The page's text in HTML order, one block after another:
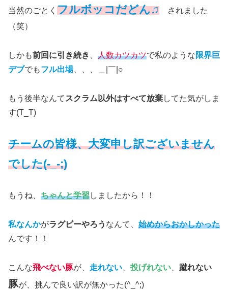
当然のごとく フルボッコだどん♫ されました
（笑）
しかも前回に引き続き 人数カツカツで私のような限界巨
デブでもフル出場、、、＿|￣|○
もう後半なんて スクラム以外はすべて放棄してた気がしま
す(T_T)
チームの皆様、大変申し訳ございません
でした(-_-;)
もうね、 ちゃんと学習しましたから！！
私なんかがラグビーやろう なんて、 始めからおかしかった
んです！！
こんな飛べない豚が、 走れない 投げれない 蹴れない
豚が、挑んで良い訳が無かった(^_^;)